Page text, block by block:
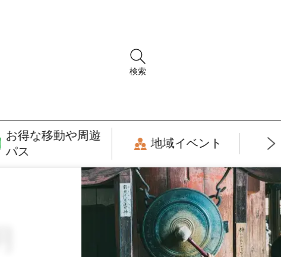
検索
お得な移動や周遊
パス
地域イベント